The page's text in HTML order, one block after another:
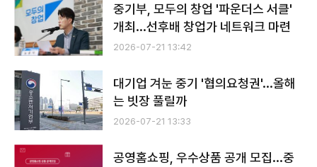
중기부, 모두의 창업 '파운더스 서클'
개최...선후배 창업가 네트워크 마련
2026-07-21 13:42
대기업 겨눈 중기 '협의요청권'...올해
는 빗장 풀릴까
2026-07-21 13:33
공영홈쇼핑, 우수상품 공개 모집...중